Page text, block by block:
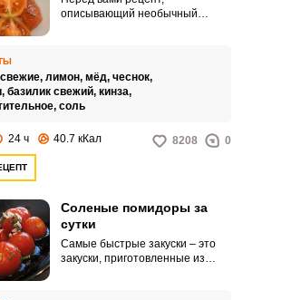
описывающий необычный
для приготовления маринада
меда и лимонного сока.
лимон, мёд, чеснок,
базилик свежий, кинза,
соль
24 ч 40.7 кКал 8208 0
Соленые помидоры за
сутки
Самые быстрые закуски – это
закуски, приготовленные из